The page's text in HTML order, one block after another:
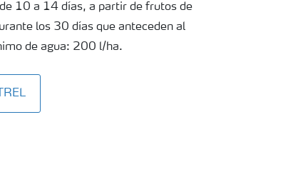
10 a 14 días, a partir de frutos de
los 30 días que anteceden al
de agua: 200 l/ha.